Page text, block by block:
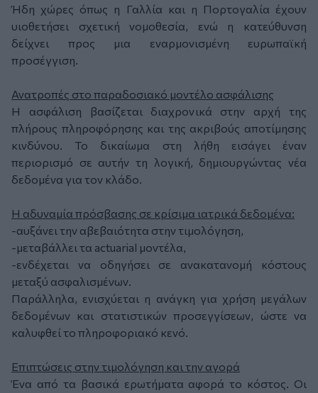
Ήδη χώρες όπως η Γαλλία και η Πορτογαλία έχουν
υιοθετήσει σχετική νομοθεσία, ενώ η κατεύθυνση
δείχνει προς μια εναρμονισμένη ευρωπαϊκή
προσέγγιση.
Ανατροπές στο παραδοσιακό μοντέλο ασφάλισης
Η ασφάλιση βασίζεται διαχρονικά στην αρχή της
πλήρους πληροφόρησης και της ακριβούς αποτίμησης
κινδύνου. Το δικαίωμα στη λήθη εισάγει έναν
περιορισμό σε αυτήν τη λογική, δημιουργώντας νέα
δεδομένα για τον κλάδο.
Η αδυναμία πρόσβασης σε κρίσιμα ιατρικά δεδομένα:
-αυξάνει την αβεβαιότητα στην τιμολόγηση,
-μεταβάλλει τα actuarial μοντέλα,
-ενδέχεται να οδηγήσει σε ανακατανομή κόστους
μεταξύ ασφαλισμένων.
Παράλληλα, ενισχύεται η ανάγκη για χρήση μεγάλων
δεδομένων και στατιστικών προσεγγίσεων, ώστε να
καλυφθεί το πληροφοριακό κενό.
Επιπτώσεις στην τιμολόγηση και την αγορά
Ένα από τα βασικά ερωτήματα αφορά το κόστος. Οι